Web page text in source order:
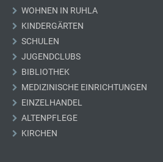
WOHNEN IN RUHLA
KINDERGÄRTEN
SCHULEN
JUGENDCLUBS
BIBLIOTHEK
MEDIZINISCHE EINRICHTUNGEN
EINZELHANDEL
ALTENPFLEGE
KIRCHEN